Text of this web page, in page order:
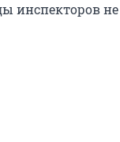
инспекторов